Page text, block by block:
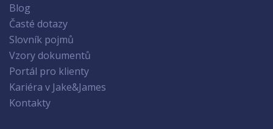
Blog
Časté dotazy
Slovník pojmů
Vzory dokumentů
Portál pro klienty
Kariéra v Jake&James
Kontakty